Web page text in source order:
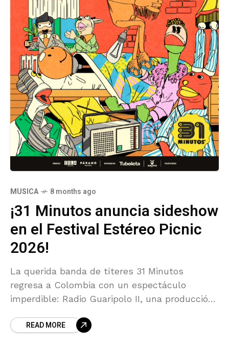
MUSICA 8 months ago
¡31 Minutos anuncia sideshow
en el Festival Estéreo Picnic
2026!
La querida banda de títeres 31 Minutos
regresa a Colombia con un espectáculo
imperdible: Radio Guaripolo II, una producción
llega como parte de
READ MORE